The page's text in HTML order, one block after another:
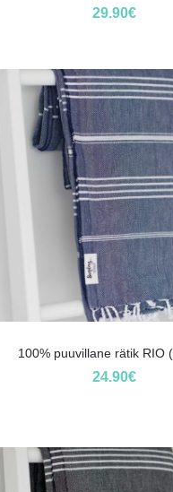
29.90€
100% puuvillane rätik RIO
24.90€